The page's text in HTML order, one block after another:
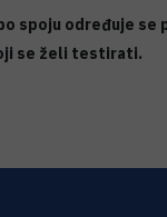
spoju određuje se
se želi testirati.